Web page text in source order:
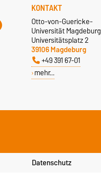
KONTAKT
Otto-von-Guericke-
Universität Magdeburg
Universitätsplatz 2
39106 Magdeburg
+49 391 67-01
mehr…
Datenschutz